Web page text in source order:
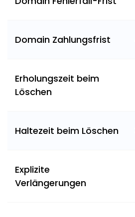
Domain Zahlungsfrist
Erholungszeit beim
Löschen
Haltezeit beim Löschen
Explizite
Verlängerungen